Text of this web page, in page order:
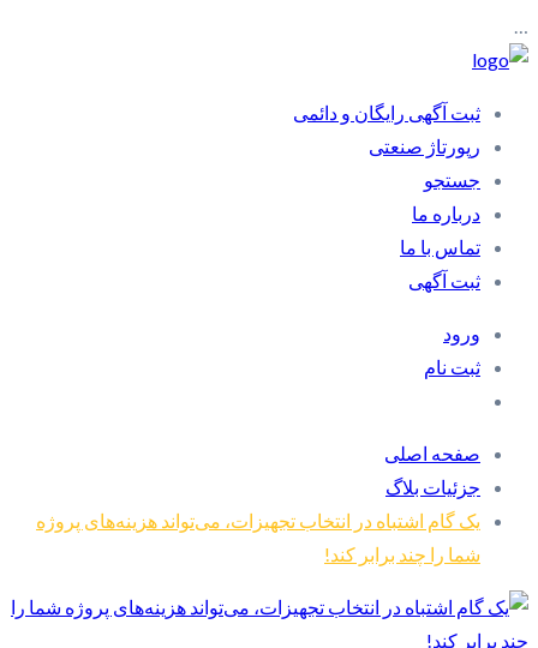
…
ثبت آگهی رایگان و دائمی
رپورتاژ صنعتی
جستجو
درباره ما
تماس با ما
ثبت آگهی
ورود
ثبت نام
صفحه اصلی
جزئیات بلاگ
یک گام اشتباه در انتخاب تجهیزات، می‌تواند هزینه‌های پروژه
شما را چند برابر کند!